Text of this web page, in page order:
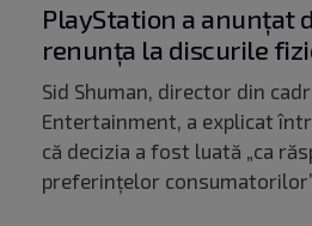
PlayStation a anunțat
renunța la discurile
Sid Shuman, director din
Entertainment, a explicat
că decizia a fost luată „ca
preferințelor